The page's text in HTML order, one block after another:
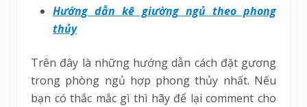
Hướng dẫn kê giường ngủ theo phong
thủy
Trên đây là những hướng dẫn cách đặt gương
trong phòng ngủ hợp phong thủy nhất. Nếu
bạn có thắc mắc gì thì hãy để lại comment cho